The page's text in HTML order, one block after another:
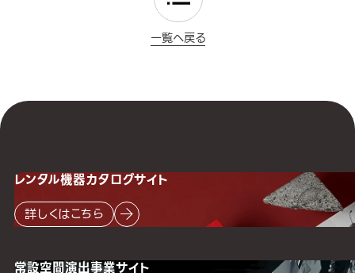
一覧へ戻る
レンタル機器カタログサイト
詳しくはこちら
常設空間演出事業サイト